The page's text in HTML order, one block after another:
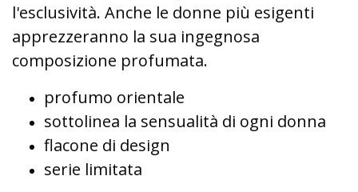
l'esclusività. Anche le donne più esigenti
apprezzeranno la sua ingegnosa
composizione profumata.
profumo orientale
sottolinea la sensualità di ogni donna
flacone di design
serie limitata